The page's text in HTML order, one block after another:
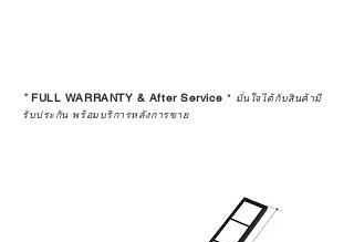
*FULL WARRANTY & After Service * มั่นใจได้กับสินค้ามี
รับประกัน พร้อมบริการหลังการขาย